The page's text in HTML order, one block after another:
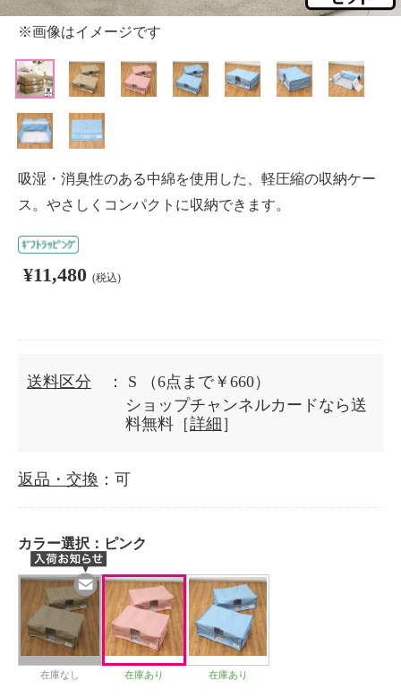
※画像はイメージです
吸湿・消臭性のある中綿を使用した、軽圧縮の収納ケー
ス。やさしくコンパクトに収納できます。
¥11,480 (税込)
送料区分 ： S
（6点まで￥660）
ショップチャンネルカードなら送
料無料［詳細 ］
返品・交換 ：可
カラー選択： ピンク
在庫なし 在庫あり 在庫あり